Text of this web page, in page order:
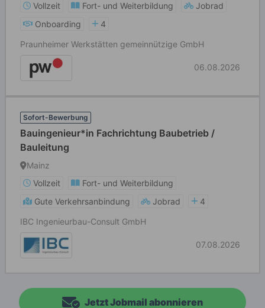
Vollzeit
Fort- und Weiterbildung
Jobrad
Onboarding
4
Praunheimer Werkstätten gemeinnützige GmbH
06.08.2026
Sofort-Bewerbung
Bauingenieur*in Fachrichtung Baubetrieb /
Bauleitung
Mainz
Vollzeit
Fort- und Weiterbildung
Gute Verkehrsanbindung
Jobrad
4
IBC Ingenieurbau-Consult GmbH
07.08.2026
Jetzt Jobmail abonnieren